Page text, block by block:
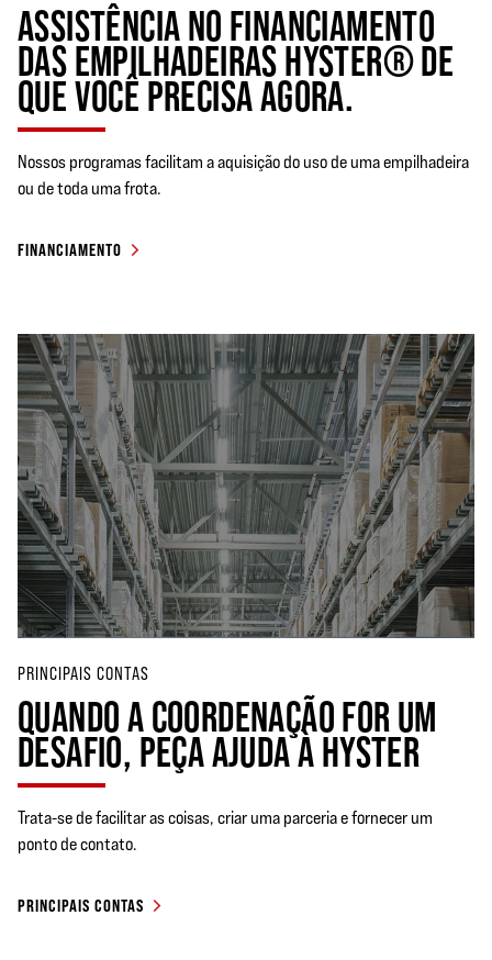
ASSISTÊNCIA NO FINANCIAMENTO
DAS EMPILHADEIRAS HYSTER® DE
QUE VOCÊ PRECISA AGORA.
Nossos programas facilitam a aquisição do uso de uma empilhadeira
ou de toda uma frota.
FINANCIAMENTO
PRINCIPAIS CONTAS
QUANDO A COORDENAÇÃO FOR UM
DESAFIO, PEÇA AJUDA À HYSTER
Trata-se de facilitar as coisas, criar uma parceria e fornecer um
ponto de contato.
PRINCIPAIS CONTAS